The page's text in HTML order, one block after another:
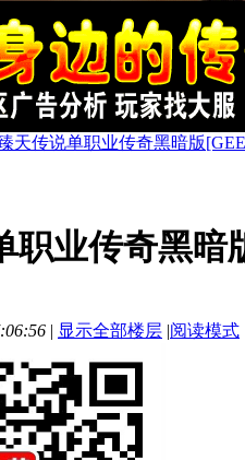
天传说单职业传奇黑暗版
职业传奇黑暗
| 显示全部楼层 |阅读模式